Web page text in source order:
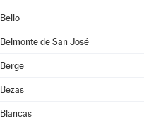
Bello
Belmonte de San José
Berge
Bezas
Blancas